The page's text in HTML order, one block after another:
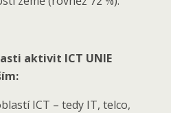
aktivit ICT UNIE
ICT – tedy IT, telco,